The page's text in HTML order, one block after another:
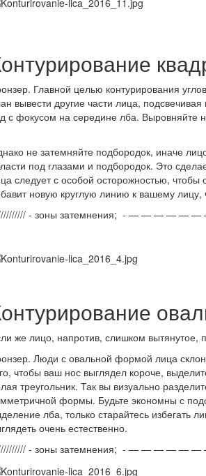
Главной целью контурирования
вывести другие части лица,
с фокусом на середине лба. Выровняйте
не затемняйте подбородок, иначе
под глазами и подбородок. Это
следует с особой осторожностью, чтобы
новую круглую линию к вашему
- зоны затемнения; - — — — — — —
же лицо, напротив, слишком вытянутое,
Люди с овальной формой лица
чтобы ваш нос выглядел короче,
треугольник. Так вы визуально
формы. Будьте экономны с
лба, только старайтесь избегать
очень естественно.
- зоны затемнения; - — — — — — —